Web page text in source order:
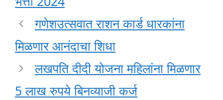
गणेशउत्सवात राशन कार्ड धारकांना
मिळणार आनंदाचा शिधा
लखपति दीदी योजना महिलांना मिळणार
5 लाख रुपये बिनव्याजी कर्ज